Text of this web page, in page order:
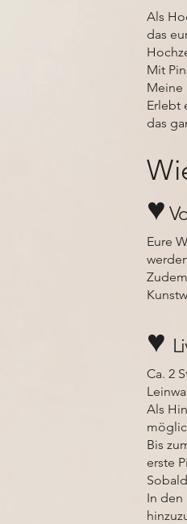
Als
das
Mit
Meine
Erlebt
das
♥️
Eure
♥️
Ca. 2
Als
Bis
erste
In den